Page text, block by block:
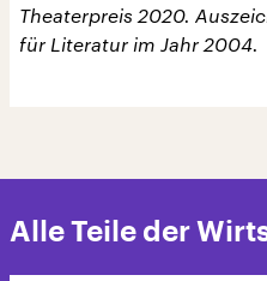
Theaterpreis 2020.
für Literatur im Jahr 2004.
Alle Teile der